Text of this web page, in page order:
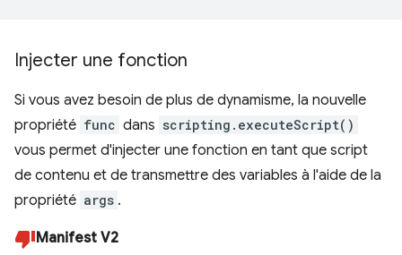
Injecter une fonction
Si vous avez besoin de plus de dynamisme, la nouvelle
propriété func dans scripting.executeScript()
vous permet d'injecter une fonction en tant que script
de contenu et de transmettre des variables à l'aide de la
propriété args .
Manifest V2